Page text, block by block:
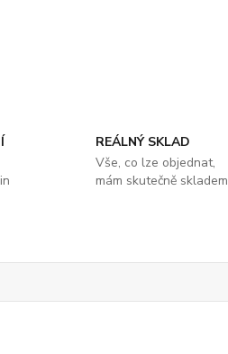
REÁLNÝ SKLAD
Vše, co lze objednat,
mám skutečně skladem